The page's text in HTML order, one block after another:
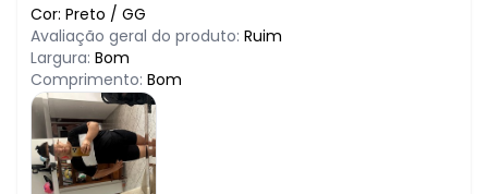
Cor: Preto / GG
Avaliação geral do produto: Ruim
Largura: Bom
Comprimento: Bom